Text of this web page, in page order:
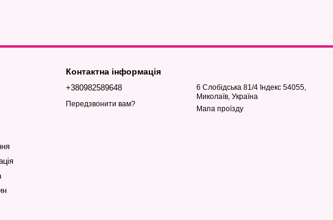
Контактна інформація
+380982589648
Передзвонити вам?
6 Слобідська 81/4 Індекс 54055,
Миколаїв, Україна
Мапа проїзду